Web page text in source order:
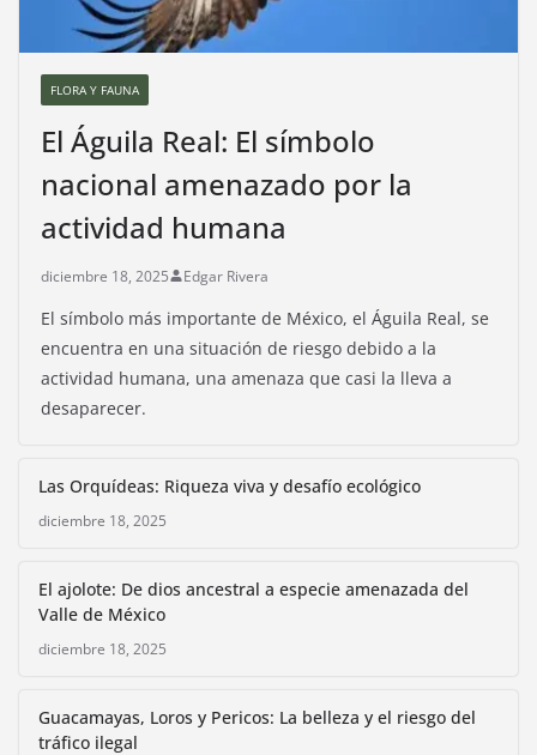
FLORA Y FAUNA
El Águila Real: El símbolo
nacional amenazado por la
actividad humana
diciembre 18, 2025 Edgar Rivera
El símbolo más importante de México, el Águila Real, se
encuentra en una situación de riesgo debido a la
actividad humana, una amenaza que casi la lleva a
desaparecer.
Las Orquídeas: Riqueza viva y desafío ecológico
diciembre 18, 2025
El ajolote: De dios ancestral a especie amenazada del
Valle de México
diciembre 18, 2025
Guacamayas, Loros y Pericos: La belleza y el riesgo del
tráfico ilegal